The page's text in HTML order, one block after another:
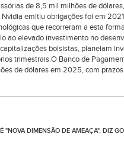
de 8,5 mil milhões de
emitiu obrigações foi em
que recorreram a esta
ao elevado investimento no
bolsistas, planeiam
trimestrais.O Banco de
de dólares em 2025, com
"NOVA DIMENSÃO DE AMEAÇA", DIZ